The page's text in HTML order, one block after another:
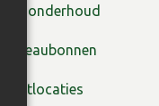
Tuinonderhoud
Cadeaubonnen
Plantlocaties